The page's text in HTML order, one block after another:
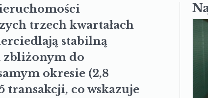
trzech kwartałach
stabilną
zbliżonym do
okresie (2,8
co wskazuje